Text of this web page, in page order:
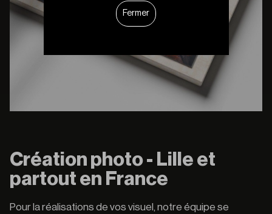
Création photo - Lille et
partout en France
Pour la réalisations de vos visuel, notre équipe se
Fermer